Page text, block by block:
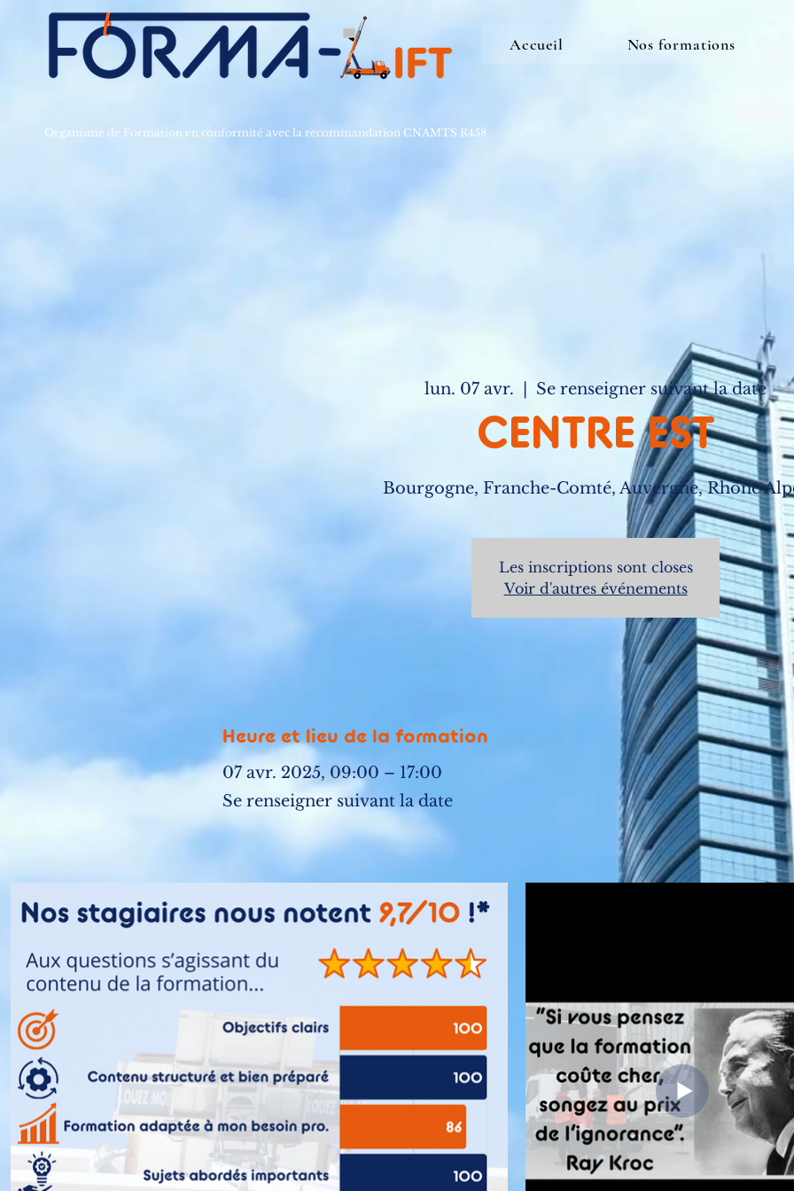
Accueil Nos formations
Organisme de Formation en conformité avec la recommandation CNAMTS R458
lun. 07 avr. Se renseigner suivant la date
CENTRE EST
Bourgogne, Franche-Comté, Auvergne, Rhône
Les inscriptions sont closes
Voir d'autres événements
Heure et lieu de la formation
07 avr. 2025, 09:00 – 17:00
Se renseigner suivant la date